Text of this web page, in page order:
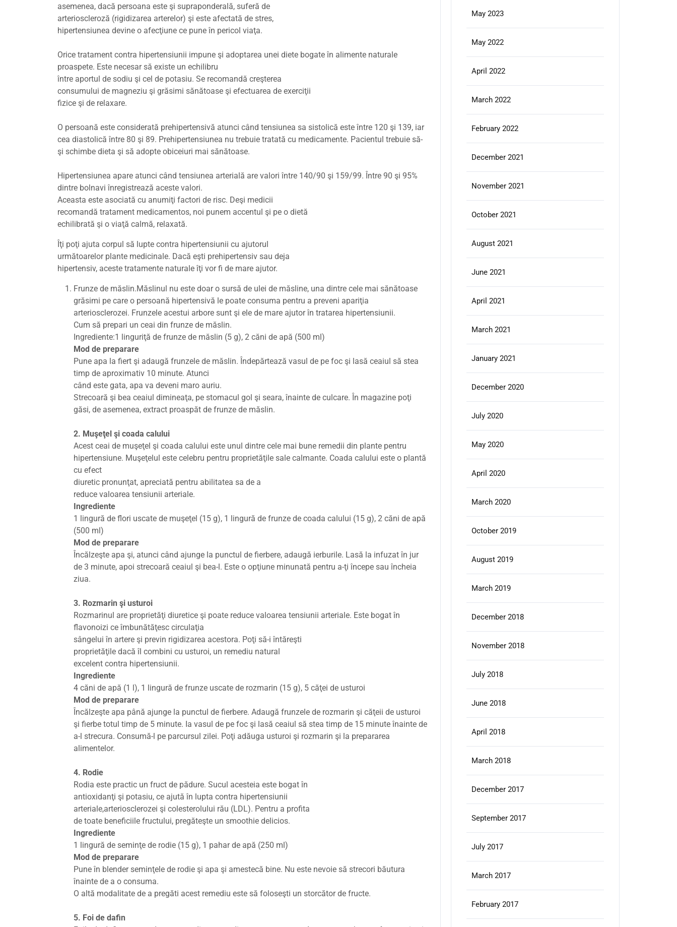
asemenea, dacă persoana este şi supraponderală, suferă de
arterioscleroză (rigidizarea arterelor) şi este afectată de stres,
hipertensiunea devine o afecţiune ce pune în pericol viaţa.
Orice tratament contra hipertensiunii impune şi adoptarea unei diete bogate în alimente naturale
proaspete. Este necesar să existe un echilibru
între aportul de sodiu şi cel de potasiu. Se recomandă creşterea
consumului de magneziu şi grăsimi sănătoase şi efectuarea de exerciţii
fizice şi de relaxare.
O persoană este considerată prehipertensivă atunci când tensiunea sa sistolică este între 120 şi 139, iar
cea diastolică între 80 şi 89. Prehipertensiunea nu trebuie tratată cu medicamente. Pacientul trebuie să-
şi schimbe dieta şi să adopte obiceiuri mai sănătoase.
Hipertensiunea apare atunci când tensiunea arterială are valori între 140/90 şi 159/99. Între 90 şi 95%
dintre bolnavi înregistrează aceste valori.
Aceasta este asociată cu anumiţi factori de risc. Deşi medicii
recomandă tratament medicamentos, noi punem accentul şi pe o dietă
echilibrată şi o viaţă calmă, relaxată.
Îţi poţi ajuta corpul să lupte contra hipertensiunii cu ajutorul
următoarelor plante medicinale. Dacă eşti prehipertensiv sau deja
hipertensiv, aceste tratamente naturale îţi vor fi de mare ajutor.
Frunze de măslin.Măslinul nu este doar o sursă de ulei de măsline, una dintre cele mai sănătoase
grăsimi pe care o persoană hipertensivă le poate consuma pentru a preveni apariţia
arteriosclerozei. Frunzele acestui arbore sunt şi ele de mare ajutor în tratarea hipertensiunii.
Cum să prepari un ceai din frunze de măslin.
Ingrediente:1 linguriţă de frunze de măslin (5 g), 2 căni de apă (500 ml)
Mod de preparare
Pune apa la fiert şi adaugă frunzele de măslin. Îndepărtează vasul de pe foc şi lasă ceaiul să stea
timp de aproximativ 10 minute. Atunci
când este gata, apa va deveni maro auriu.
Strecoară şi bea ceaiul dimineaţa, pe stomacul gol şi seara, înainte de culcare. În magazine poţi
găsi, de asemenea, extract proaspăt de frunze de măslin.
2. Muşeţel şi coada calului
Acest ceai de muşeţel şi coada calului este unul dintre cele mai bune remedii din plante pentru
hipertensiune. Muşeţelul este celebru pentru proprietăţile sale calmante. Coada calului este o plantă
cu efect
diuretic pronunţat, apreciată pentru abilitatea sa de a
reduce valoarea tensiunii arteriale.
Ingrediente
1 lingură de flori uscate de muşeţel (15 g), 1 lingură de frunze de coada calului (15 g), 2 căni de apă
(500 ml)
Mod de preparare
Încălzeşte apa şi, atunci când ajunge la punctul de fierbere, adaugă ierburile. Lasă la infuzat în jur
de 3 minute, apoi strecoară ceaiul şi bea-l. Este o opţiune minunată pentru a-ţi începe sau încheia
ziua.
3. Rozmarin şi usturoi
Rozmarinul are proprietăţi diuretice şi poate reduce valoarea tensiunii arteriale. Este bogat în
flavonoizi ce îmbunătăţesc circulaţia
sângelui în artere şi previn rigidizarea acestora. Poţi să-i întăreşti
proprietăţile dacă îl combini cu usturoi, un remediu natural
excelent contra hipertensiunii.
Ingrediente
4 căni de apă (1 l), 1 lingură de frunze uscate de rozmarin (15 g), 5 căţei de usturoi
Mod de preparare
Încălzeşte apa până ajunge la punctul de fierbere. Adaugă frunzele de rozmarin şi căţeii de usturoi
şi fierbe totul timp de 5 minute. Ia vasul de pe foc şi lasă ceaiul să stea timp de 15 minute înainte de
a-l strecura. Consumă-l pe parcursul zilei. Poţi adăuga usturoi şi rozmarin şi la prepararea
alimentelor.
4. Rodie
Rodia este practic un fruct de pădure. Sucul acesteia este bogat în
antioxidanţi şi potasiu, ce ajută în lupta contra hipertensiunii
arteriale,arteriosclerozei şi colesterolului rău (LDL). Pentru a profita
de toate beneficiile fructului, pregăteşte un smoothie delicios.
Ingrediente
1 lingură de seminţe de rodie (15 g), 1 pahar de apă (250 ml)
Mod de preparare
Pune în blender seminţele de rodie şi apa şi amestecă bine. Nu este nevoie să strecori băutura
înainte de a o consuma.
O altă modalitate de a pregăti acest remediu este să foloseşti un storcător de fructe.
5. Foi de dafin
May 2023
May 2022
April 2022
March 2022
February 2022
December 2021
November 2021
October 2021
August 2021
June 2021
April 2021
March 2021
January 2021
December 2020
July 2020
May 2020
April 2020
March 2020
October 2019
August 2019
March 2019
December 2018
November 2018
July 2018
June 2018
April 2018
March 2018
December 2017
September 2017
July 2017
March 2017
February 2017